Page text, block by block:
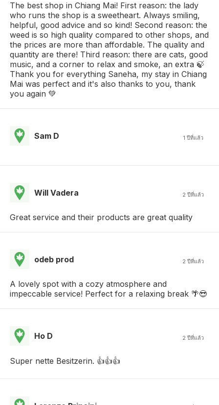
The best shop in Chiang Mai! First reason: the lady
who runs the shop is a sweetheart. Always smiling,
helpful, good advice and so kind! Second reason: the
weed is so high quality compared to other shops, and
the prices are more than affordable. The quality and
quantity are there! Third reason: there are cats, good
music, and a corner to relax and smoke, an extra 🍃
Thank you for everything Saneha, my stay in Chiang
Mai was perfect and it's also thanks to you, thank
you again 💚
Sam D 1 ปีที่แล้ว
Will Vadera 2 ปีที่แล้ว
Great service and their products are great quality
odeb prod 2 ปีที่แล้ว
A lovely spot with a cozy atmosphere and
impeccable service! Perfect for a relaxing break 🌴😎
Ho D 2 ปีที่แล้ว
Super nette Besitzerin. 👍👍👍